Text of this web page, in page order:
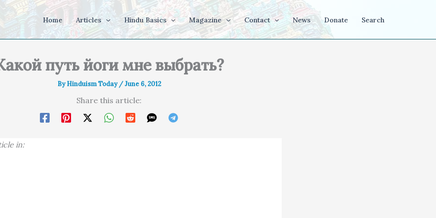
Home Articles Hindu Basics Magazine Contact News Donate Search
путь йоги мне выбрать?
ByHinduism Today /June 6, 2012
Share this article:
in: